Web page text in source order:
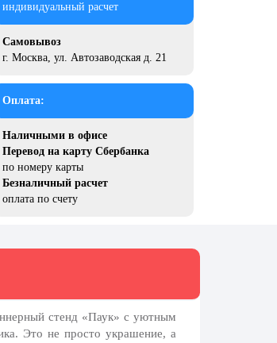
индивидуальный расчет
Самовывоз
г. Москва, ул. Автозаводская д. 21
Оплата:
Наличными в офисе
Перевод на карту Сбербанка
по номеру карты
Безналичный расчет
оплата по счету
стенд «Паук» с уютным
Это не просто украшение, а